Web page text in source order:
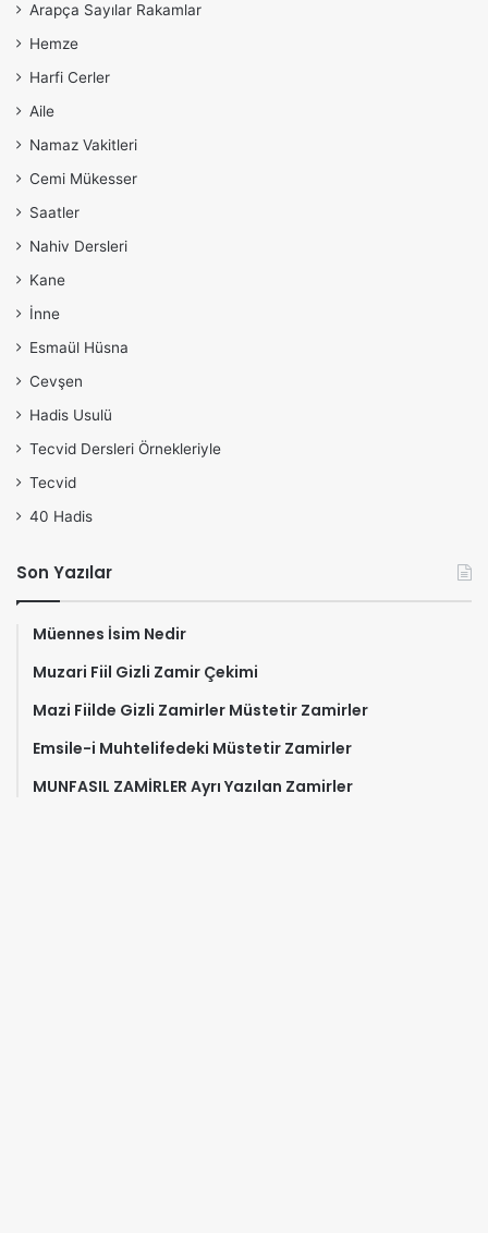
Arapça Sayılar Rakamlar
Hemze
Harfi Cerler
Aile
Namaz Vakitleri
Cemi Mükesser
Saatler
Nahiv Dersleri
Kane
İnne
Esmaül Hüsna
Cevşen
Hadis Usulü
Tecvid Dersleri Örnekleriyle
Tecvid
40 Hadis
Son Yazılar
Müennes İsim Nedir
Muzari Fiil Gizli Zamir Çekimi
Mazi Fiilde Gizli Zamirler Müstetir Zamirler
Emsile-i Muhtelifedeki Müstetir Zamirler
MUNFASIL ZAMİRLER Ayrı Yazılan Zamirler